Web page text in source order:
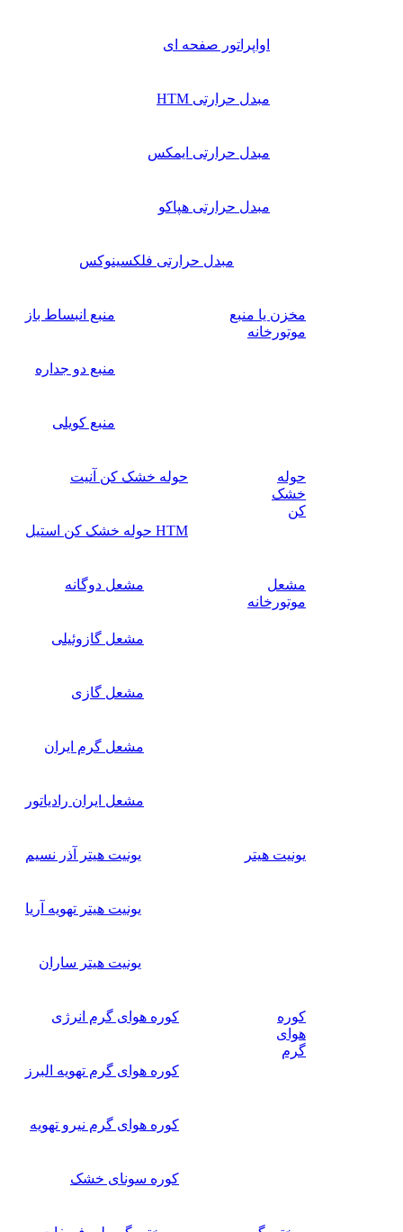
اواپراتور صفحه ای
مبدل حرارتی HTM
مبدل حرارتی ایمکس
مبدل حرارتی هپاکو
مبدل حرارتی فلکسینوکس
مخزن یا منبع
موتورخانه
منبع انبساط باز
منبع دو جداره
منبع کویلی
حوله
خشک
کن
حوله خشک کن آنیت
HTM حوله خشک کن استیل
مشعل
موتورخانه
مشعل دوگانه
مشعل گازوئیلی
مشعل گازی
مشعل گرم ایران
مشعل ایران رادیاتور
یونیت هیتر یونیت هیتر آذر نسیم
یونیت هیتر تهویه آریا
یونیت هیتر ساران
کوره
هوای
گرم
کوره هوای گرم انرژی
کوره هوای گرم تهویه البرز
کوره هوای گرم نیرو تهویه
کوره سونای خشک